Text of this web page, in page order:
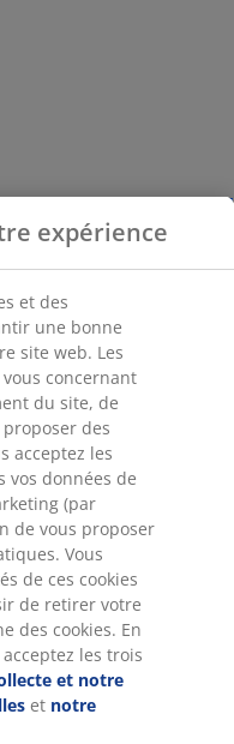
expérience
et des
une bonne
site web. Les
concernant
du site, de
des
acceptez les
vos données de
(par
de vous proposer
Vous
de ces cookies
de retirer votre
des cookies. En
les trois
et notre
et notre